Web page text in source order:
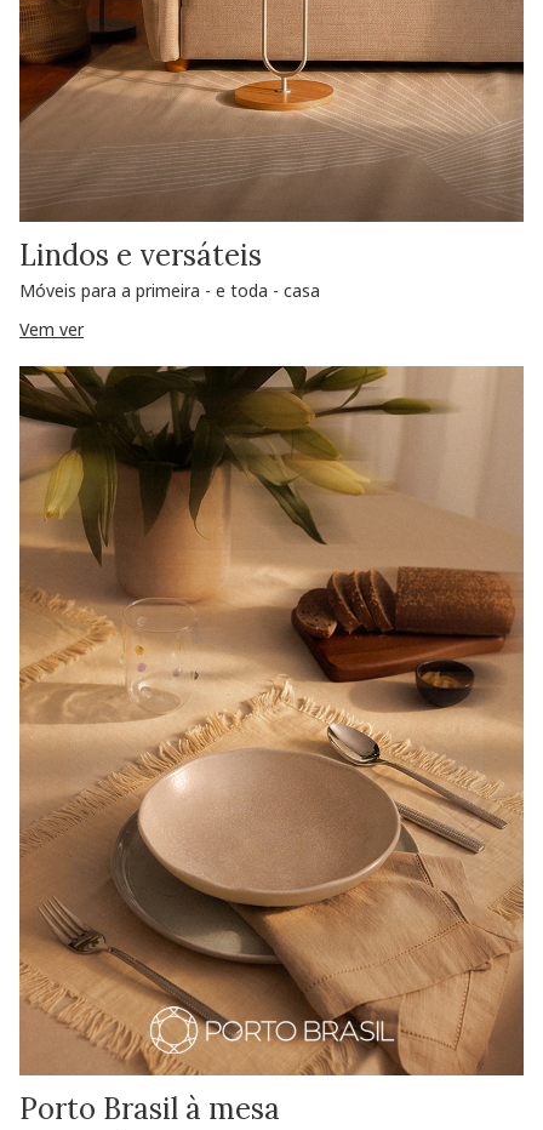
Lindos e versáteis
Móveis para a primeira - e toda - casa
Vem ver
Porto Brasil à mesa